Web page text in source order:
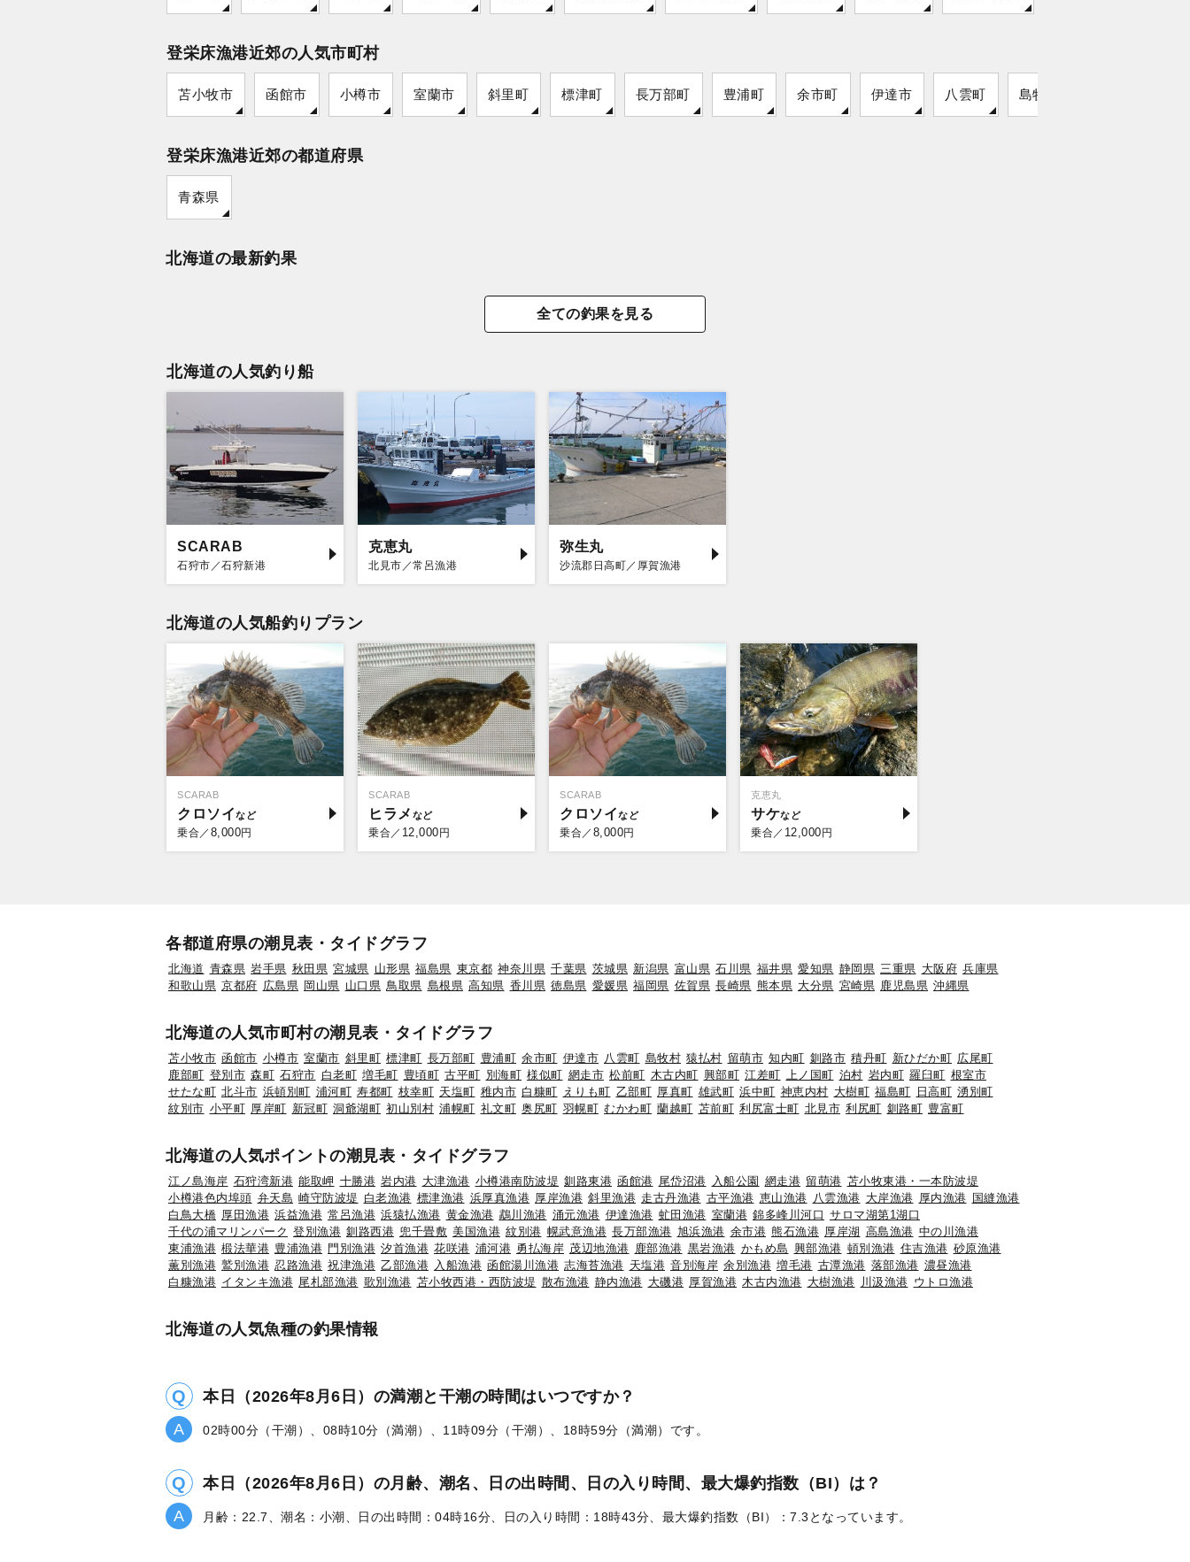
登栄床漁港近郊の人気市町村
苫小牧市 函館市 小樽市 室蘭市 斜里町 標津町 長万部町 豊浦町 余市町 伊達市 八雲町 島牧村
登栄床漁港近郊の都道府県
青森県
北海道の最新釣果
全ての釣果を見る
北海道の人気釣り船
SCARAB
石狩市／石狩新港
克恵丸
北見市／常呂漁港
弥生丸
沙流郡日高町／厚賀漁港
北海道の人気船釣りプラン
SCARAB
クロソイ
乗合／ 8,000円
SCARAB
ヒラメ
乗合／ 12,000円
SCARAB
クロソイ
乗合／ 8,000円
克恵丸
サケ
乗合／ 12,000円
各都道府県の潮見表・タイドグラフ
北海道 青森県 岩手県 秋田県 宮城県 山形県 福島県 東京都 神奈川県 千葉県 茨城県 新潟県 富山県 石川県 福井県 愛知県 静岡県 三重県 大阪府 兵庫県
和歌山県 京都府 広島県 岡山県 山口県 鳥取県 島根県 高知県 香川県 徳島県 愛媛県 福岡県 佐賀県 長崎県 熊本県 大分県 宮崎県 鹿児島県 沖縄県
北海道の人気市町村の潮見表・タイドグラフ
苫小牧市 函館市 小樽市 室蘭市 斜里町 標津町 長万部町 豊浦町 余市町 伊達市 八雲町 島牧村 猿払村 留萌市 知内町 釧路市 積丹町 新ひだか町 広尾町
鹿部町 登別市 森町 石狩市 白老町 増毛町 豊頃町 古平町 別海町 様似町 網走市 松前町 木古内町 興部町 江差町 上ノ国町 泊村 岩内町 羅臼町 根室市
せたな町 北斗市 浜頓別町 浦河町 寿都町 枝幸町 天塩町 稚内市 白糠町 えりも町 乙部町 厚真町 雄武町 浜中町 神恵内村 大樹町 福島町 日高町 湧別町
紋別市 小平町 厚岸町 新冠町 洞爺湖町 初山別村 浦幌町 礼文町 奥尻町 羽幌町 むかわ町 蘭越町 苫前町 利尻富士町 北見市 利尻町 釧路町 豊富町
北海道の人気ポイントの潮見表・タイドグラフ
江ノ島海岸 石狩湾新港 能取岬 十勝港 岩内港 大津漁港 小樽港南防波堤 釧路東港 函館港 尾岱沼港 入船公園 網走港 留萌港 苫小牧東港・一本防波堤
小樽港色内埠頭 弁天島 崎守防波堤 白老漁港 標津漁港 浜厚真漁港 厚岸漁港 斜里漁港 走古丹漁港 古平漁港 恵山漁港 八雲漁港 大岸漁港 厚内漁港 国縫漁港
白鳥大橋 厚田漁港 浜益漁港 常呂漁港 浜猿払漁港 黄金漁港 鵡川漁港 涌元漁港 伊達漁港 虻田漁港 室蘭港 錦多峰川河口 サロマ湖第1湖口
千代の浦マリンパーク 登別漁港 釧路西港 兜千畳敷 美国漁港 紋別港 幌武意漁港 長万部漁港 旭浜漁港 余市港 熊石漁港 厚岸湖 高島漁港 中の川漁港
東浦漁港 椴法華港 豊浦漁港 門別漁港 汐首漁港 花咲港 浦河港 勇払海岸 茂辺地漁港 鹿部漁港 黒岩漁港 かもめ島 興部漁港 頓別漁港 住吉漁港 砂原漁港
薫別漁港 鷲別漁港 忍路漁港 祝津漁港 乙部漁港 入船漁港 函館湯川漁港 志海苔漁港 天塩港 音別海岸 余別漁港 増毛港 古潭漁港 落部漁港 濃昼漁港
白糠漁港 イタンキ漁港 尾札部漁港 歌別漁港 苫小牧西港・西防波堤 散布漁港 静内漁港 大磯港 厚賀漁港 木古内漁港 大樹漁港 川汲漁港 ウトロ漁港
北海道の人気魚種の釣果情報
本日（2026年8月6日）の満潮と干潮の時間はいつですか？
02時00分（干潮）、08時10分（満潮）、11時09分（干潮）、18時59分（満潮）です。
本日（2026年8月6日）の月齢、潮名、日の出時間、日の入り時間、最大爆釣指数（BI）は？
月齢：22.7、潮名：小潮、日の出時間：04時16分、日の入り時間：18時43分、最大爆釣指数（BI）：7.3となっています。